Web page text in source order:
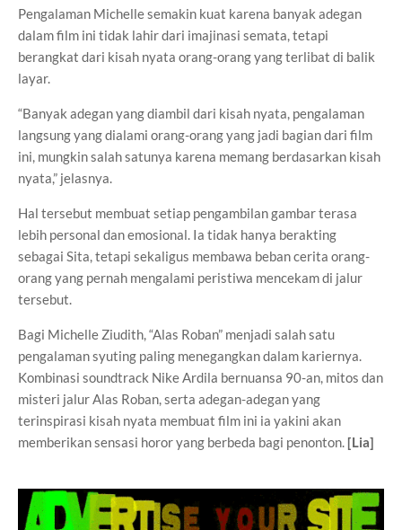
Pengalaman Michelle semakin kuat karena banyak adegan
dalam film ini tidak lahir dari imajinasi semata, tetapi
berangkat dari kisah nyata orang-orang yang terlibat di balik
layar.
“Banyak adegan yang diambil dari kisah nyata, pengalaman
langsung yang dialami orang-orang yang jadi bagian dari film
ini, mungkin salah satunya karena memang berdasarkan kisah
nyata,” jelasnya.
Hal tersebut membuat setiap pengambilan gambar terasa
lebih personal dan emosional. Ia tidak hanya berakting
sebagai Sita, tetapi sekaligus membawa beban cerita orang-
orang yang pernah mengalami peristiwa mencekam di jalur
tersebut.
Bagi Michelle Ziudith, “Alas Roban” menjadi salah satu
pengalaman syuting paling menegangkan dalam kariernya.
Kombinasi soundtrack Nike Ardila bernuansa 90-an, mitos dan
misteri jalur Alas Roban, serta adegan-adegan yang
terinspirasi kisah nyata membuat film ini ia yakini akan
memberikan sensasi horor yang berbeda bagi penonton. [Lia]